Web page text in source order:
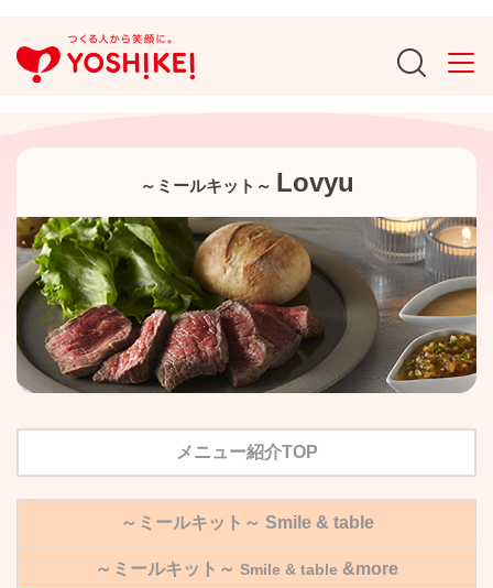
～ミールキット～ Lovyu
メニュー紹介TOP
～ミールキット～ Smile & table
～ミールキット～ Smile & table &more